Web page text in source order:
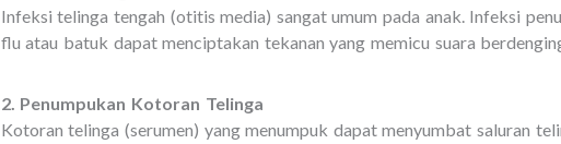
Infeksi telinga tengah (otitis media) sangat umum pada anak. Infeksi
flu atau batuk dapat menciptakan tekanan yang memicu suara
2. Penumpukan Kotoran Telinga
Kotoran telinga (serumen) yang menumpuk dapat menyumbat saluran